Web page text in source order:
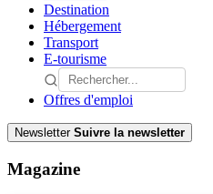
Destination
Hébergement
Transport
E-tourisme
Offres d'emploi
Newsletter Suivre la newsletter
Magazine